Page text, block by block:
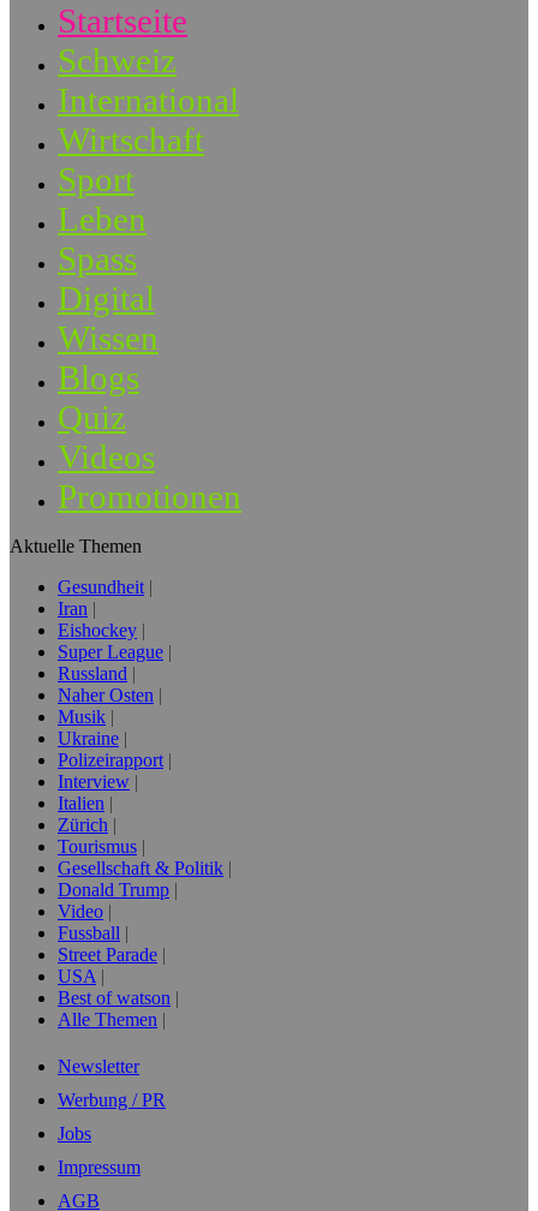
Startseite
Schweiz
International
Wirtschaft
Sport
Leben
Spass
Digital
Wissen
Blogs
Quiz
Videos
Promotionen
Aktuelle Themen
Gesundheit
Iran
Eishockey
Super League
Russland
Naher Osten
Musik
Ukraine
Polizeirapport
Interview
Italien
Zürich
Tourismus
Gesellschaft & Politik
Donald Trump
Video
Fussball
Street Parade
USA
Best of watson
Alle Themen
Newsletter
Werbung / PR
Jobs
Impressum
AGB